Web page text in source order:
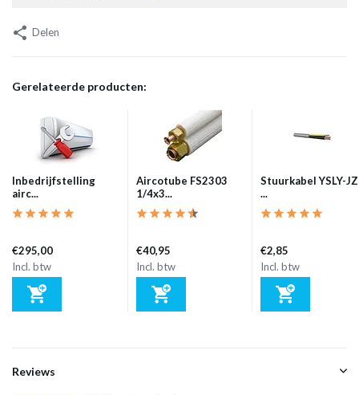
Delen
Gerelateerde producten:
Inbedrijfstelling
airc...
€295,00
Incl. btw
Aircotube FS2303
1/4x3...
€40,95
Incl. btw
Stuurkabel YSLY-
...
€2,85
Incl. btw
Reviews